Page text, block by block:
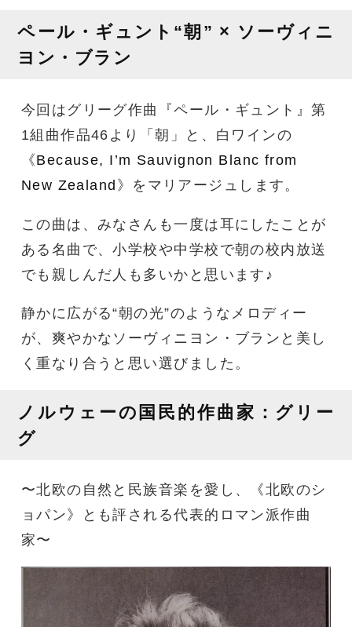
ペール・ギュント“朝” × ソーヴィニ
ヨン・ブラン
今回はグリーグ作曲『ペール・ギュント』第
1組曲作品46より「朝」と、白ワインの
《Because, I’m Sauvignon Blanc from
New Zealand 》をマリアージュします。
この曲は、みなさんも一度は耳にしたことが
ある名曲で、小学校や中学校で朝の校内放送
でも親しんだ人も多いかと思います♪
静かに広がる“朝の光”のようなメロディー
が、爽やかなソーヴィニヨン・ブランと美し
く重なり合うと思い選びました。
ノルウェーの国民的作曲家：グリー
グ
〜北欧の自然と民族音楽を愛し、《北欧のシ
ョパン》とも評される代表的ロマン派作曲
家〜